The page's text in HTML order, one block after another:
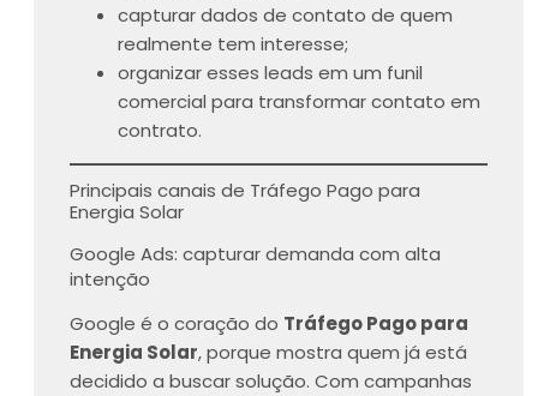
capturar dados de contato de quem
realmente tem interesse;
organizar esses leads em um funil
comercial para transformar contato em
contrato.
Principais canais de Tráfego Pago para
Energia Solar
Google Ads: capturar demanda com alta
intenção
Google é o coração do Tráfego Pago para
Energia Solar, porque mostra quem já está
decidido a buscar solução. Com campanhas